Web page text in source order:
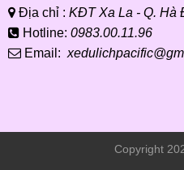
Địa chỉ : KĐT Xa La - Q. Hà
Hotline: 0983.00.11.96
Email:
Copyright